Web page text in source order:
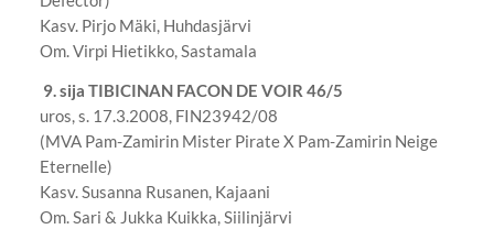
Kasv. Pirjo Mäki, Huhdasjärvi
Om. Virpi Hietikko, Sastamala
9. sija TIBICINAN FACON DE VOIR 46/5
uros, s. 17.3.2008, FIN23942/08
(MVA Pam-Zamirin Mister Pirate X Pam-Zamirin Neige
Eternelle)
Kasv. Susanna Rusanen, Kajaani
Om. Sari & Jukka Kuikka, Siilinjärvi